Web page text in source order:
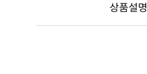
상품설명